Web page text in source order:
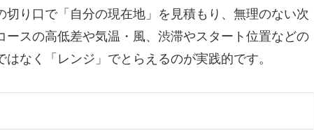
り口で「自分の現在地」を見積もり、無理のない次
スの高低差や気温・風、渋滞やスタート位置などの
なく「レンジ」でとらえるのが実践的です。